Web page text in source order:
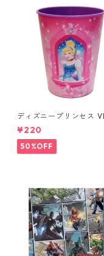
ディズニープリンセス
ーティーカップ コップ
Y
¥220
50%OFF